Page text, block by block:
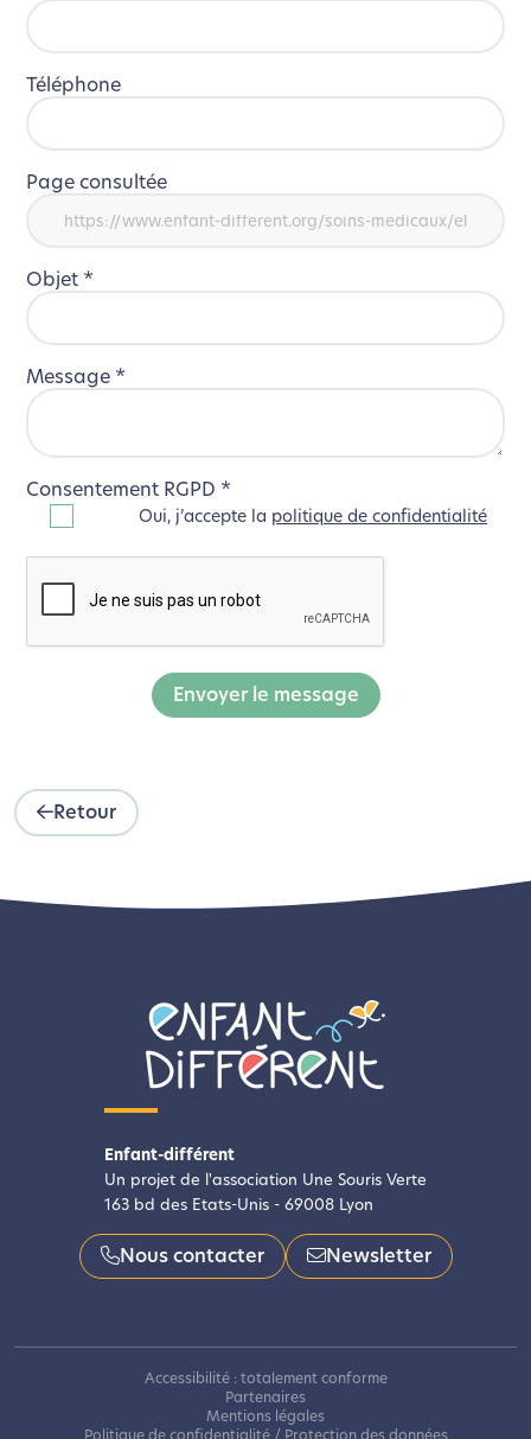
Téléphone
Page consultée
Objet *
Message *
Consentement RGPD *
Oui, j’accepte la politique de confidentialité
Envoyer le message
Retour
Enfant-différent
Un projet de l'association Une Souris Verte
163 bd des Etats-Unis - 69008 Lyon
Nous contacter Newsletter
Accessibilité : totalement conforme
Partenaires
Mentions légales
Politique de confidentialité / Protection des données